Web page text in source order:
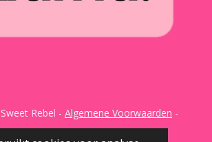
Rebel - Algemene Voorwaarden -